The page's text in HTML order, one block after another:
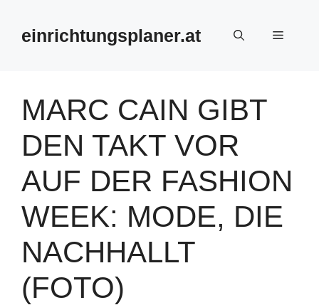
springeneinrichtungsplaner.at Menü
MARC CAIN GIBT
DEN TAKT VOR
AUF DER FASHION
WEEK: MODE, DIE
NACHHALLT
(FOTO)